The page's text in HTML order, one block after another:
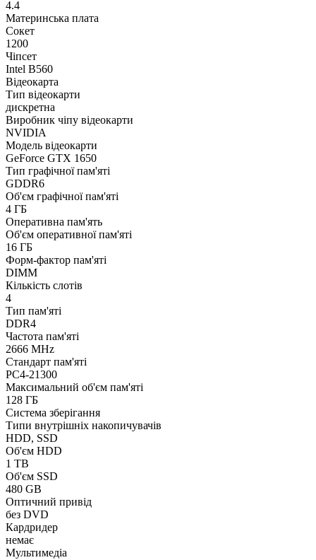
4.4
Материнська плата
Сокет
1200
Чіпсет
Intel B560
Відеокарта
Тип відеокарти
дискретна
Виробник чіпу відеокарти
NVIDIA
Модель відеокарти
GeForce GTX 1650
Тип графічної пам'яті
GDDR6
Об'єм графічної пам'яті
4 ГБ
Оперативна пам'ять
Об'єм оперативної пам'яті
16 ГБ
Форм-фактор пам'яті
DIMM
Кількість слотів
4
Тип пам'яті
DDR4
Частота пам'яті
2666 MHz
Стандарт пам'яті
PC4-21300
Максимальний об'єм пам'яті
128 ГБ
Система зберігання
Типи внутрішніх накопичувачів
HDD, SSD
Об'єм HDD
1 TB
Об'єм SSD
480 GB
Оптичний привід
без DVD
Кардридер
немає
Мультимедіа